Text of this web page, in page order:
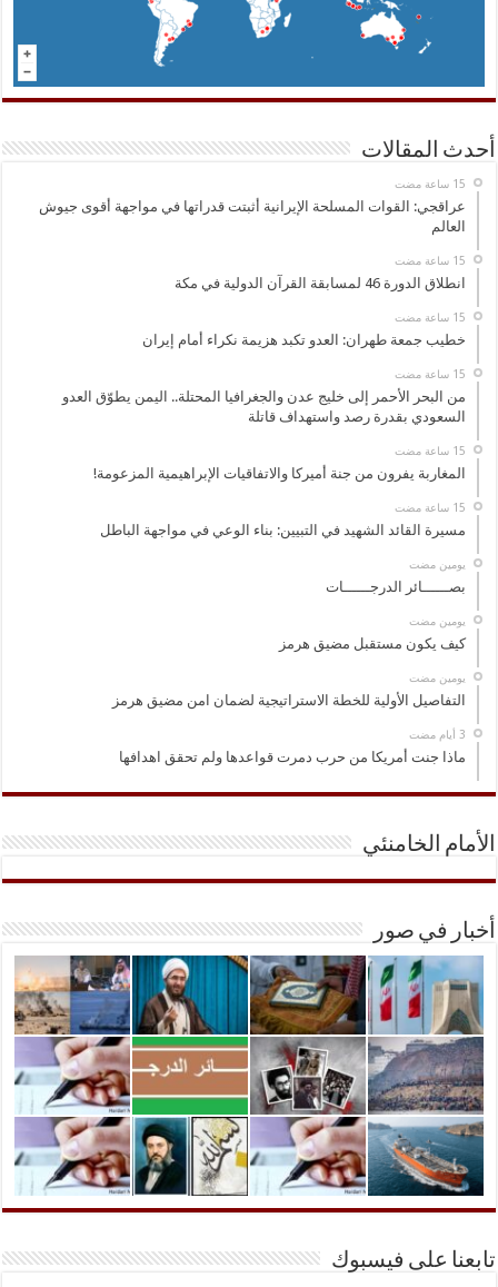
أحدث المقالات
عراقجي: القوات المسلحة الإيرانية أثبتت قدراتها في مواجهة أقوى جيوش
العالم
انطلاق الدورة 46 لمسابقة القرآن الدولية في مكة
خطيب جمعة طهران: العدو تكبد هزيمة نكراء أمام إيران
من البحر الأحمر إلى خليج عدن والجغرافيا المحتلة.. اليمن يطوّق العدو
السعودي بقدرة رصد واستهداف قاتلة
المغاربة يفرون من جنة أميركا والاتفاقيات الإبراهيمية المزعومة!
مسيرة القائد الشهيد في التبيين: بناء الوعي في مواجهة الباطل
‏يومين مضت
بصــــــائر الدرجــــــات
‏يومين مضت
كيف يكون مستقبل مضيق هرمز
‏يومين مضت
التفاصيل الأولية للخطة الاستراتيجية لضمان امن مضيق هرمز
ماذا جنت أمريكا من حرب دمرت قواعدها ولم تحقق اهدافها
الأمام الخامنئي
أخبار في صور
تابعنا على فيسبوك